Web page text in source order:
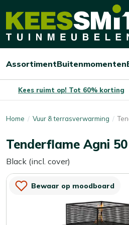
Open/sluit
Assortiment
Open/
Buitenmomenten
Kees ruimt op! Tot 60% korting
Home Vuur & terrasverwarming
Tenderflame Agni
Black (incl. cover)
Bewaar op moodboard
800,-